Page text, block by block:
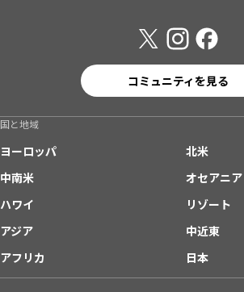
コミュニティを見る
国と地域
ヨーロッパ
北米
中南米
オセアニア
ハワイ
リゾート
アジア
中近東
アフリカ
日本